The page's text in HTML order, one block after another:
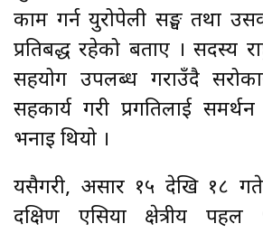
काम गर्न युरोपेली सङ्घ तथा
प्रतिबद्ध रहेको बताए । सदस्य
सहयोग उपलब्ध गराउँदै
सहकार्य गरी प्रगतिलाई
भनाइ थियो ।
यसैगरी, असार १५ देखि १८
दक्षिण एसिया क्षेत्रीय पहल